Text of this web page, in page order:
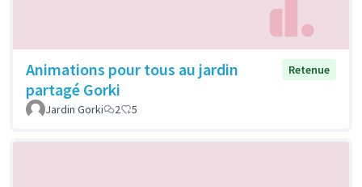
Animations pour tous au jardin
partagé Gorki
Retenue
Jardin Gorki 2 5